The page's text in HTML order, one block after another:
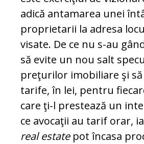
adică an­ta­marea unei
proprietarii la adre­sa
visate. De ce nu s-au
să evite un nou salt
preţurilor imobiliare şi să
tarife, în lei, pentru
care ţi-l prestează un
ce avocaţii au tarif orar,
real estatepot încasa